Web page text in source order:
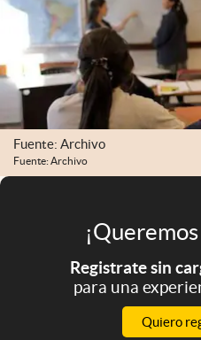
El Cronista Studio
Mediakit
abre en nueva pestaña
Argentina
Fuente: Archivo
Fuente: Archivo
Registrate sin
para una
Quiero